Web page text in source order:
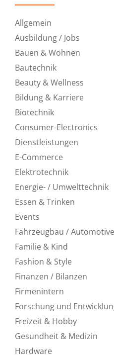
Allgemein
Ausbildung / Jobs
Bauen & Wohnen
Bautechnik
Beauty & Wellness
Bildung & Karriere
Biotechnik
Consumer-Electronics
Dienstleistungen
E-Commerce
Elektrotechnik
Energie- / Umwelttechnik
Essen & Trinken
Events
Fahrzeugbau / Automotive
Familie & Kind
Fashion & Style
Finanzen / Bilanzen
Firmenintern
Forschung und
Freizeit & Hobby
Gesundheit & Medizin
Hardware